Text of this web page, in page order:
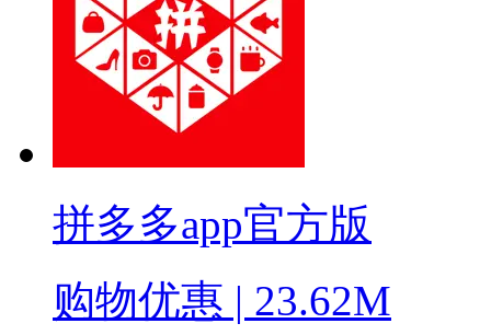
拼多多app官方版
购物优惠 | 23.62M